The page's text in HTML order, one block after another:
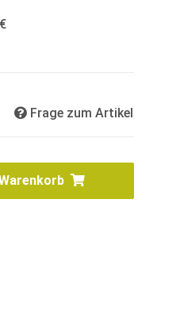
Frage zum Artikel